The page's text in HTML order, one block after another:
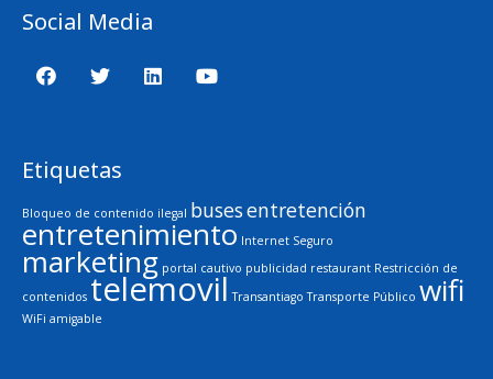
Social Media
Etiquetas
Bloqueo de contenido ilegal busesentretención
entretenimiento Internet Seguro
marketing portal cautivo publicidad restaurant Restricción de
contenidos telemovil Transantiago Transporte Público wifi
WiFi amigable